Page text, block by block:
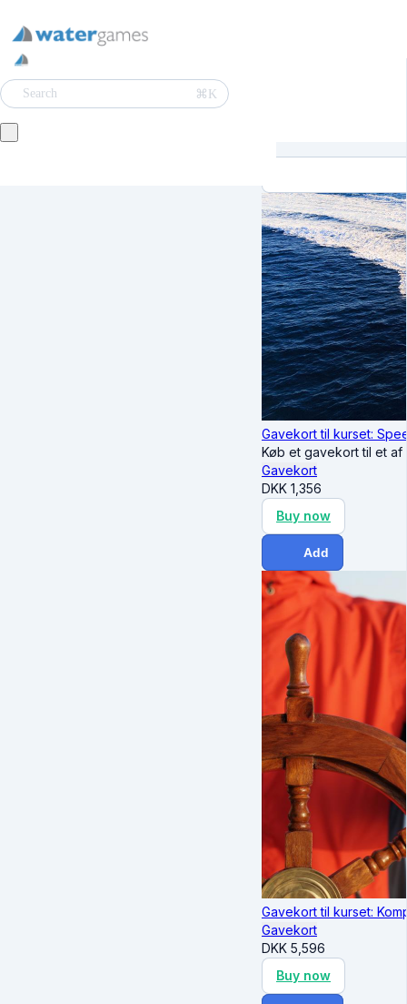
Search ⌘K
Gavekort til kurset:
Køb et gavekort til et
Gavekort
DKK 1,356
Buy now
Add
Gavekort til kurset:
Gavekort
DKK 5,596
Buy now